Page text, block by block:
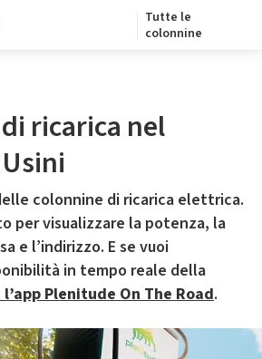
Tutte le
colonnine
ricarica nel
colonnine di ricarica elettrica.
per visualizzare la potenza, la
e l’indirizzo. E se vuoi
in tempo reale della
Plenitude On The Road.